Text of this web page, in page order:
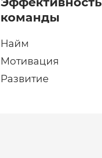
команды
Найм
Мотивация
Развитие